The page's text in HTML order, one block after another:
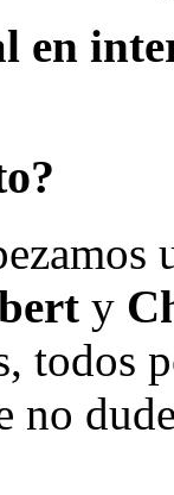
en
y
todos
no